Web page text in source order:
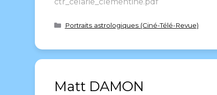
Portraits astrologiques (Ciné-Télé-Revue)
Matt DAMON